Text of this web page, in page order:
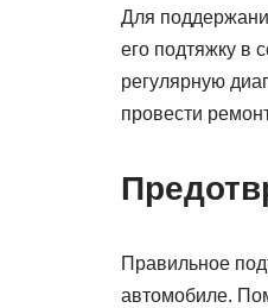
Для
его подтяжку в
регулярную
провести
Правильное
автомобиле.